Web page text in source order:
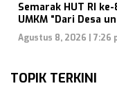
Semarak HUT RI
UMKM “Dari Desa
Agustus 8, 2026 | 7:26
TOPIK TERKINI